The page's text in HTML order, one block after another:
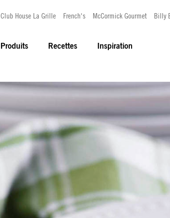
Club House La Grille French's McCormick Gourmet Billy
Produits Recettes Inspiration